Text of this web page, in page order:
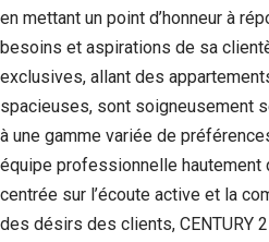
en mettant un point d’honneur à
besoins et aspirations de sa
exclusives, allant des
spacieuses, sont soigneusement
à une gamme variée de
équipe professionnelle hautement
centrée sur l’écoute active et la
des désirs des clients, CENTURY